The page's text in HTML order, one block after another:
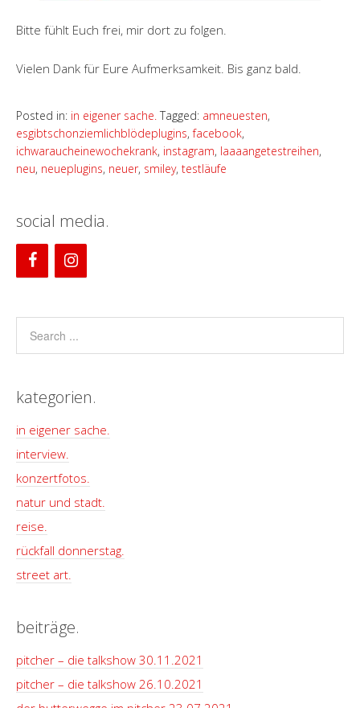
Bitte fühlt Euch frei, mir dort zu folgen.
Vielen Dank für Eure Aufmerksamkeit. Bis ganz bald.
Posted in: in eigener sache. Tagged: amneuesten,
esgibtschonziemlichblödeplugins,facebook,
ichwaraucheinewochekrank, instagram, laaaangetestreihen,
neu, neueplugins, neuer, smiley, testläufe
social media.
kategorien.
in eigener sache.
interview.
konzertfotos.
natur und stadt.
reise.
rückfall donnerstag.
street art.
beiträge.
pitcher – die talkshow 30.11.2021
pitcher – die talkshow 26.10.2021